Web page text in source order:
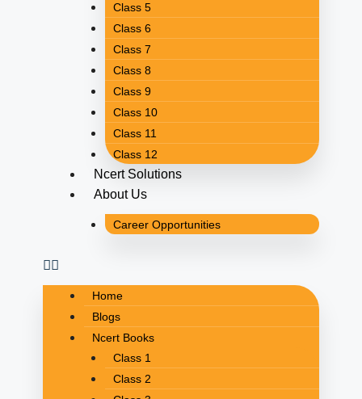
Class 5
Class 6
Class 7
Class 8
Class 9
Class 10
Class 11
Class 12
Ncert Solutions
About Us
Career Opportunities
Home
Blogs
Ncert Books
Class 1
Class 2